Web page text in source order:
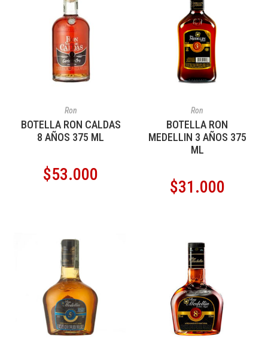
Ron
BOTELLA RON CALDAS
8 AÑOS 375 ML
$53.000
Ron
BOTELLA RON
MEDELLIN 3 AÑOS 375
ML
$31.000